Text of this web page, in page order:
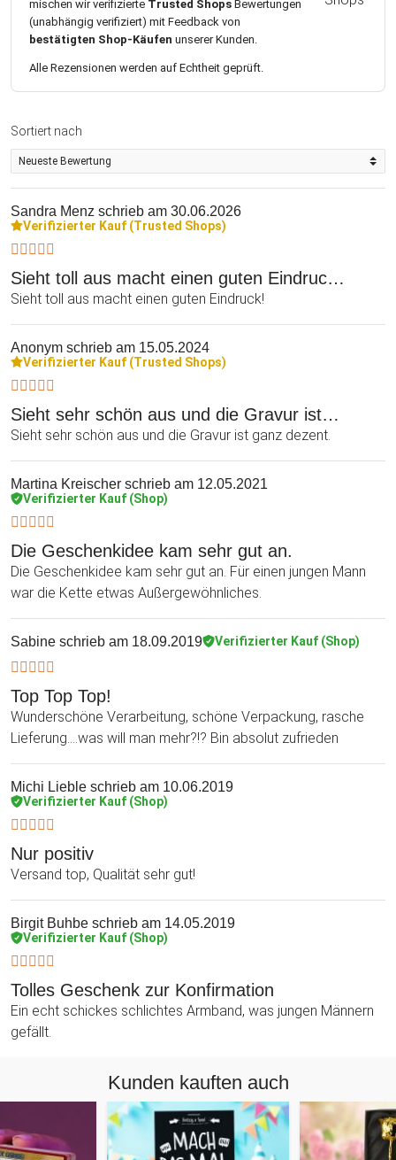
mischen wir verifizierte Trusted Shops Bewertungen
(unabhängig verifiziert) mit Feedback von
bestätigten Shop-Käufen unserer Kunden.
Alle Rezensionen werden auf Echtheit geprüft.
Sortiert nach
Sandra Menz schrieb am 30.06.2026
Verifizierter Kauf (Trusted Shops)
Sieht toll aus macht einen guten Eindruc…
Sieht toll aus macht einen guten Eindruck!
Anonym schrieb am 15.05.2024
Verifizierter Kauf (Trusted Shops)
Sieht sehr schön aus und die Gravur ist…
Sieht sehr schön aus und die Gravur ist ganz dezent.
Martina Kreischer schrieb am 12.05.2021
Verifizierter Kauf (Shop)
Die Geschenkidee kam sehr gut an.
Die Geschenkidee kam sehr gut an. Für einen jungen Mann
war die Kette etwas Außergewöhnliches.
Sabine schrieb am 18.09.2019 Verifizierter Kauf (Shop)
Top Top Top!
Wunderschöne Verarbeitung, schöne Verpackung, rasche
Lieferung....was will man mehr?!? Bin absolut zufrieden
Michi Lieble schrieb am 10.06.2019
Verifizierter Kauf (Shop)
Nur positiv
Versand top, Qualität sehr gut!
Birgit Buhbe schrieb am 14.05.2019
Verifizierter Kauf (Shop)
Tolles Geschenk zur Konfirmation
Ein echt schickes schlichtes Armband, was jungen Männern
gefällt.
Kunden kauften auch